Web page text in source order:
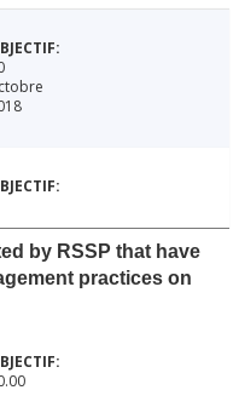
by RSSP that have
practices on